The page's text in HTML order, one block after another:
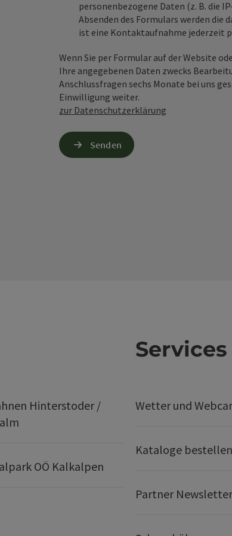
personenbezogene Daten (z. B. die
Absenden des Formulars werden
ist eine Kontaktaufnahme jederzeit
Wenn Sie per Formular auf der Website
Ihre angegebenen Daten zwecks
Anschlussfragen sechs Monate bei uns
Einwilligung weiter.
zur Datenschutzerklärung
Senden
Hinterstoder /
OÖ Kalkalpen
Services
Wetter und
Kataloge bestellen
Partner Newsletter